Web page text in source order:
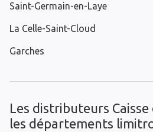
Saint-Germain-en-Laye
La Celle-Saint-Cloud
Garches
Les distributeurs Caisse
les départements